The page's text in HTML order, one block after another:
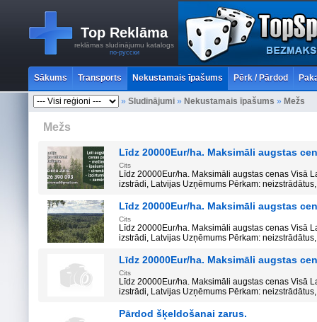
Top Reklāma
reklāmas sludinājumu katalogs
по-русски
Sākums Transports Nekustamais īpašums Pērk / Pārdod
» Sludinājumi » Nekustamais īpašums » Mežs
Mežs
Līdz 20000Eur/ha. Maksimāli augstas
Cits
Līdz 20000Eur/ha. Maksimāli augstas cenas Visā
izstrādi, Latvijas Uzņēmums Pērkam:
Līdz 20000Eur/ha. Maksimāli augstas
Cits
Līdz 20000Eur/ha. Maksimāli augstas cenas Visā
izstrādi, Latvijas Uzņēmums Pērkam:
Līdz 20000Eur/ha. Maksimāli augstas
Cits
Līdz 20000Eur/ha. Maksimāli augstas cenas Visā
izstrādi, Latvijas Uzņēmums Pērkam:
Pārdod šķeldošanai zarus.